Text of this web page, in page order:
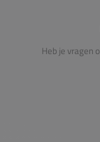
Heb je vragen